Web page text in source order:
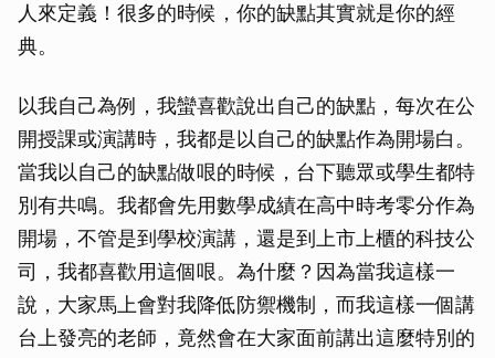
人來定義！很多的時候，你的缺點其實就是你的經
典。
以我自己為例，我蠻喜歡說出自己的缺點，每次在公
開授課或演講時，我都是以自己的缺點作為開場白。
當我以自己的缺點做哏的時候，台下聽眾或學生都特
別有共鳴。我都會先用數學成績在高中時考零分作為
開場，不管是到學校演講，還是到上市上櫃的科技公
司，我都喜歡用這個哏。為什麼？因為當我這樣一
說，大家馬上會對我降低防禦機制，而我這樣一個講
台上發亮的老師，竟然會在大家面前講出這麼特別的